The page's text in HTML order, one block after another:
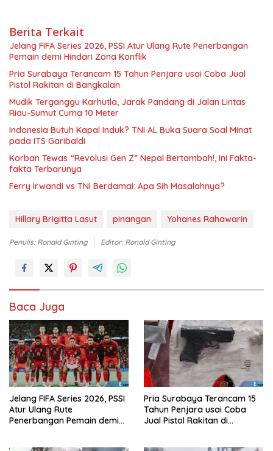
Berita Terkait
Jelang FIFA Series 2026, PSSI Atur Ulang Rute Penerbangan
Pemain demi Hindari Zona Konflik
Pria Surabaya Terancam 15 Tahun Penjara usai Coba Jual
Pistol Rakitan di Bangkalan
Mudik Terganggu Karhutla, Jarak Pandang di Jalan Lintas
Riau-Sumut Cuma 10 Meter
Indonesia Butuh Kapal Induk? TNI AL Buka Suara Soal Minat
pada ITS Garibaldi
Korban Tewas “Revolusi Gen Z” Nepal Bertambah!, Ini Fakta-
fakta Terbarunya
Ferry Irwandi vs TNI Berdamai: Apa Sih Masalahnya?
Hillary Brigitta Lasut pinangan Yohanes Rahawarin
Penulis: Ronald Ginting Editor: Ronald Ginting
Baca Juga
Jelang FIFA Series 2026, PSSI
Atur Ulang Rute
Penerbangan Pemain demi
Pria Surabaya Terancam 15
Tahun Penjara usai Coba
Jual Pistol Rakitan di